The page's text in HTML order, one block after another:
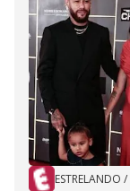
ESTRELANDO /